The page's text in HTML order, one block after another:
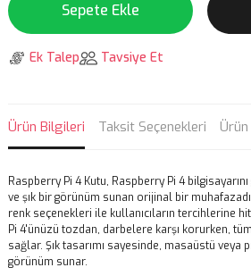
Sepete Ekle
Ek Talep Tavsiye Et
Ürün Bilgileri Taksit Seçenekleri
Raspberry Pi 4 Kutu, Raspberry Pi 4
ve şık bir görünüm sunan orijinal bir
renk seçenekleri ile kullanıcıların tercihlerine
Pi 4'ünüzü tozdan, darbelere karşı korurken,
sağlar. Şık tasarımı sayesinde, masaüstü
görünüm sunar.